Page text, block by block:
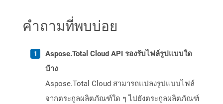
คำถามที่พบบ่อย
Aspose.Total Cloud API รองรับไฟล์รูปแบบใด
บ้าง
Aspose.Total Cloud สามารถแปลงรูปแบบไฟล์
จากตระกูลผลิตภัณฑ์ใด ๆ ไปยังตระกูลผลิตภัณฑ์